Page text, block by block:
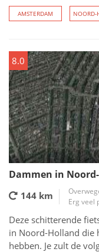
AMSTERDAM NOORD-
8.0
Dammen in
144 km
Erg veel
Deze schitterende
in Noord-Holland die
hebben. Je zult de